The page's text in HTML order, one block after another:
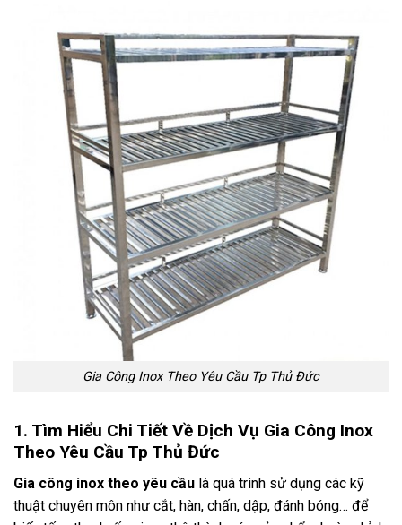
Gia Công Inox Theo Yêu Cầu Tp Thủ Đức
1. Tìm Hiểu Chi Tiết Về Dịch Vụ Gia Công Inox
Theo Yêu Cầu Tp Thủ Đức
Gia công inox theo yêu cầu là quá trình sử dụng các kỹ
thuật chuyên môn như cắt, hàn, chấn, dập, đánh bóng… để